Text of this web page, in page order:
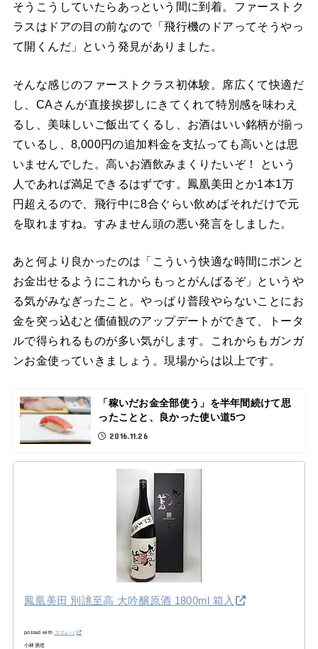
そうこうしていたらあっという間に到着。ファーストク
ラスはドアの目の前なので「飛行機のドアってそうやっ
て開くんだ」という発見がありました。
そんな感じのファーストクラス初体験。席広くて快適だ
し、CAさんが直接挨拶しにきてくれて特別感を味わえ
るし、美味しいご飯出てくるし、お酒はいい銘柄が揃っ
ているし、8,000円の追加料金を支払っても高いとは思
いませんでした。高いお酒飲みまくりたいぞ！ という
人であれば満足できるはずです。鳳凰美田とか1本1万
円超えるので、飛行中に8合ぐらい飲めばそれだけで元
を取れますね。すみません頭の悪い発言をしました。
あと何より良かったのは「こういう快適な時間にポンと
お金出せるようにこれからもっとがんばるぞ」というや
る気がみなぎったこと。やっぱり普段やらないことにお
金を突っ込むと価値観のアップデートができて、トータ
ルで得られるものが多い気がします。これからもガンガ
ンお金使っていきましょう。現場からは以上です。
「稼いだお金全部使う」を半年間続けて思
ったことと、良かった使い道5つ
2016.11.26
鳳凰美田 別誂至高 大吟醸原酒 1800ml 箱入
posted with カエレバ
小林酒造